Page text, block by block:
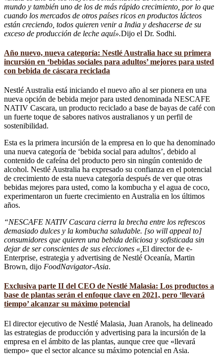
mundo y también uno de los de más rápido crecimiento, por lo que
cuando los mercados de otros países ricos en productos lácteos
están creciendo, todos quieren venir a India y deshacerse de su
exceso de producción de leche aquí».Dijo el Dr. Sodhi.
Año nuevo, nueva categoría: Nestlé Australia hace su primera
incursión en ‘bebidas sociales para adultos’ mejores para usted
con bebida de cáscara reciclada
Nestlé Australia está iniciando el nuevo año al ser pionera en una
nueva opción de bebida mejor para usted denominada NESCAFE
NATIV Cascara, un producto reciclado a base de bayas de café con
un fuerte toque de sabores nativos australianos y un perfil de
sostenibilidad.
Esta es la primera incursión de la empresa en lo que ha denominado
una nueva categoría de ‘bebida social para adultos’, debido al
contenido de cafeína del producto pero sin ningún contenido de
alcohol. Nestlé Australia ha expresado su confianza en el potencial
de crecimiento de esta nueva categoría después de ver que otras
bebidas mejores para usted, como la kombucha y el agua de coco,
experimentaron un fuerte crecimiento en Australia en los últimos
años.
“NESCAFE NATIV Cascara cierra la brecha entre los refrescos
demasiado dulces y la kombucha saludable. [so will appeal to]
consumidores que quieren una bebida deliciosa y sofisticada sin
dejar de ser conscientes de sus elecciones «, El director de e-
Enterprise, estrategia y advertising de Nestlé Oceanía, Martin
Brown, dijo FoodNavigator-Asia.
Exclusiva parte II del CEO de Nestlé Malasia: Los productos a
base de plantas serán el enfoque clave en 2021, pero ‘llevará
tiempo’ alcanzar su máximo potencial
El director ejecutivo de Nestlé Malasia, Juan Aranols, ha delineado
las estrategias de producción y advertising para la incursión de la
empresa en el ámbito de las plantas, aunque cree que «llevará
tiempo» que el sector alcance su máximo potencial en Asia.